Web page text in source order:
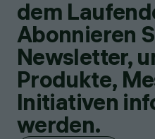
dem
Abonnieren
Newsletter,
Produkte,
Initiativen
werden.